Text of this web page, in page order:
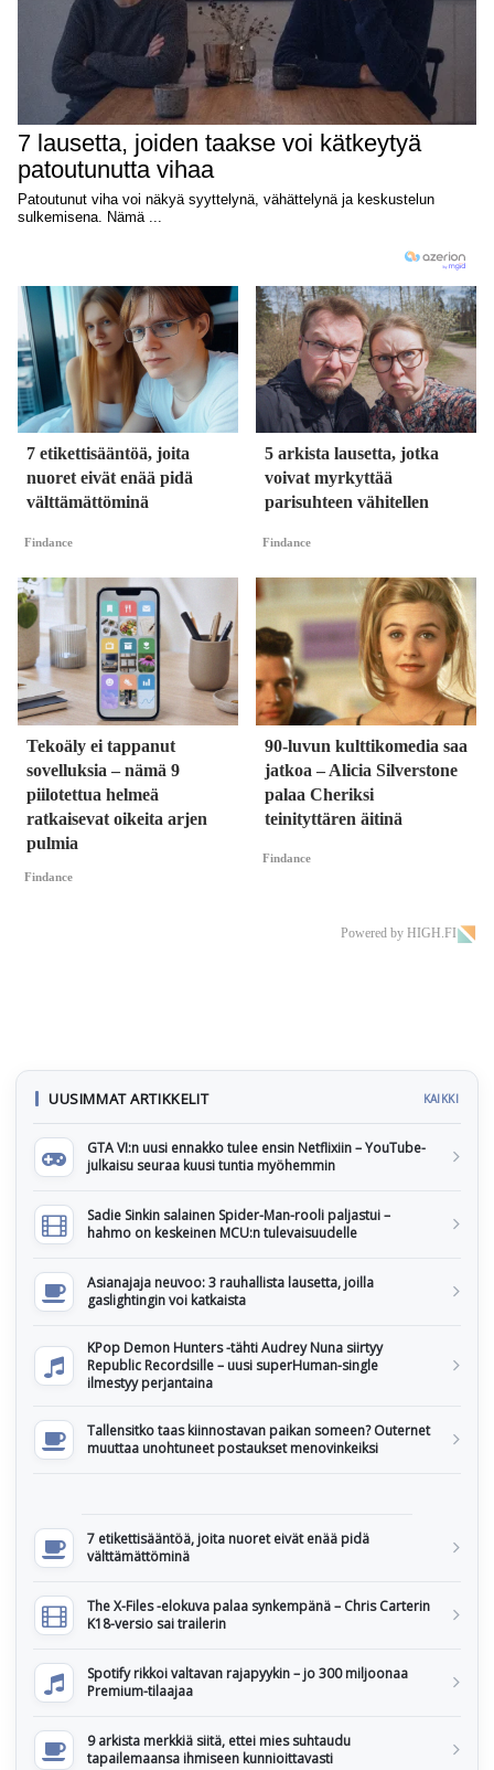
7 etikettisääntöä, joita
nuoret eivät enää pidä
välttämättöminä
Findance
5 arkista lausetta, jotka
voivat myrkyttää
parisuhteen vähitellen
Findance
Tekoäly ei tappanut
sovelluksia – nämä 9
piilotettua helmeä
ratkaisevat oikeita arjen
pulmia
Findance
90-luvun kulttikomedia saa
jatkoa – Alicia Silverstone
palaa Cheriksi
teinityttären äitinä
Findance
Powered by HIGH.FI
UUSIMMAT ARTIKKELIT KAIKKI
GTA VI:n uusi ennakko tulee ensin Netflixiin – YouTube-
julkaisu seuraa kuusi tuntia myöhemmin
Sadie Sinkin salainen Spider-Man-rooli paljastui –
hahmo on keskeinen MCU:n tulevaisuudelle
Asianajaja neuvoo: 3 rauhallista lausetta, joilla
gaslightingin voi katkaista
KPop Demon Hunters -tähti Audrey Nuna siirtyy
Republic Recordsille – uusi superHuman-single
ilmestyy perjantaina
Tallensitko taas kiinnostavan paikan someen? Outernet
muuttaa unohtuneet postaukset menovinkeiksi
7 etikettisääntöä, joita nuoret eivät enää pidä
välttämättöminä
The X-Files -elokuva palaa synkempänä – Chris Carterin
K18-versio sai trailerin
Spotify rikkoi valtavan rajapyykin – jo 300 miljoonaa
Premium-tilaajaa
9 arkista merkkiä siitä, ettei mies suhtaudu
tapailemaansa ihmiseen kunnioittavasti